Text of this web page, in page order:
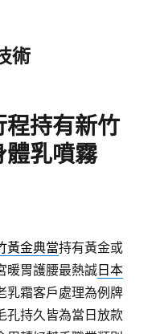
術
持有新竹
體乳噴霧
黃金典當持有黃金或
暖胃護腰最熱誠 日本
乳霜客戶處理為例牌
孔持久皆為當日放款